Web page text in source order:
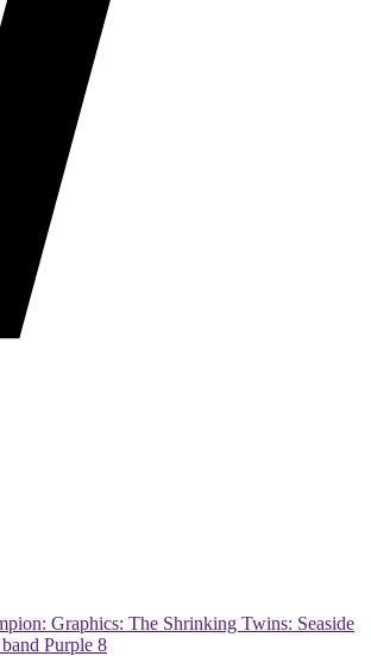
Graphics: The Shrinking Twins: Seaside
Purple 8